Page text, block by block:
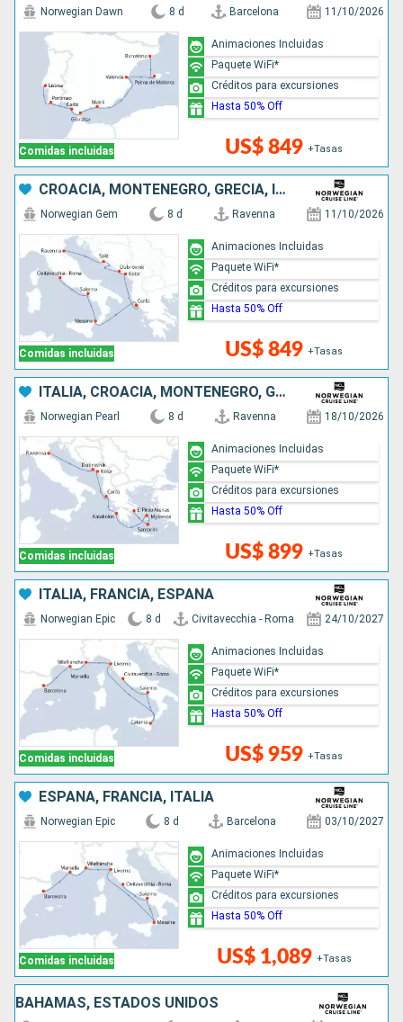
Comidas incluidas
Norwegian Dawn 8 d Barcelona 11/10/2026
US$ 849 +Tasas
Animaciones Incluidas
Paquete WiFi*
Créditos para excursiones
Hasta 50% Off
CROACIA, MONTENEGRO, GRECIA, ITALIA
Comidas incluidas
Norwegian Gem 8 d Ravenna 11/10/2026
US$ 849 +Tasas
Animaciones Incluidas
Paquete WiFi*
Créditos para excursiones
Hasta 50% Off
ITALIA, CROACIA, MONTENEGRO, GRECIA
Comidas incluidas
Norwegian Pearl 8 d Ravenna 18/10/2026
US$ 899 +Tasas
Animaciones Incluidas
Paquete WiFi*
Créditos para excursiones
Hasta 50% Off
ITALIA, FRANCIA, ESPAÑA
Comidas incluidas
Norwegian Epic 8 d Civitavecchia - Roma 24/10/2027
US$ 959 +Tasas
Animaciones Incluidas
Paquete WiFi*
Créditos para excursiones
Hasta 50% Off
ESPAÑA, FRANCIA, ITALIA
Comidas incluidas
Norwegian Epic 8 d Barcelona 03/10/2027
US$ 1,089 +Tasas
Animaciones Incluidas
Paquete WiFi*
Créditos para excursiones
Hasta 50% Off
BAHAMAS, ESTADOS UNIDOS